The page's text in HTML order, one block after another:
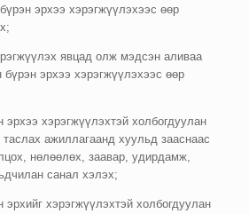
эрхээ хэрэгжүүлэхээс өөр
явцад олж мэдсэн аливаа
эрхээ хэрэгжүүлэхээс өөр
эрхээ хэрэгжүүлэхтэй холбогдуулан
ажиллагаанд хуульд зааснаас
нөлөөлөх, заавар, удирдамж,
санал хэлэх;
хэрэгжүүлэхтэй холбогдуулан